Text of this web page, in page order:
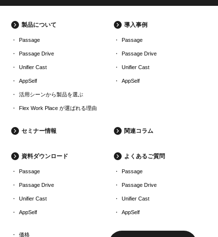
製品について
Passage
Passage Drive
Unifier Cast
AppSelf
活用シーンから製品を選ぶ
Flex Work Place が選ばれる理由
導入事例
Passage
Passage Drive
Unifier Cast
AppSelf
セミナー情報 関連コラム
資料ダウンロード
Passage
Passage Drive
Unifier Cast
AppSelf
よくあるご質問
Passage
Passage Drive
Unifier Cast
AppSelf
価格